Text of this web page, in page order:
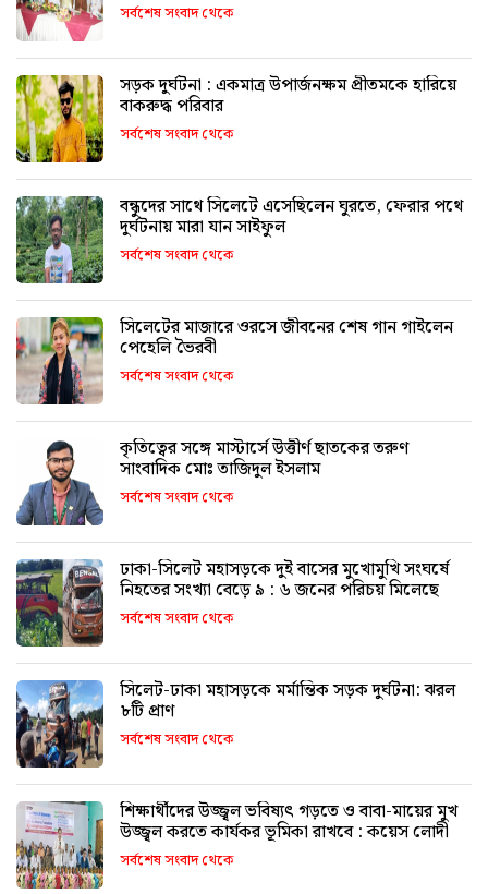
সর্বশেষ সংবাদ থেকে
সড়ক দুর্ঘটনা : একমাত্র উপার্জনক্ষম প্রীতমকে হারিয়ে
বাকরুদ্ধ পরিবার
সর্বশেষ সংবাদ থেকে
বন্ধুদের সাথে সিলেটে এসেছিলেন ঘুরতে, ফেরার পথে
দুর্ঘটনায় মারা যান সাইফুল
সর্বশেষ সংবাদ থেকে
সিলেটের মাজারে ওরসে জীবনের শেষ গান গাইলেন
পেহেলি ভৈরবী
সর্বশেষ সংবাদ থেকে
কৃতিত্বের সঙ্গে মাস্টার্সে উত্তীর্ণ ছাতকের তরুণ
সাংবাদিক মোঃ তাজিদুল ইসলাম
সর্বশেষ সংবাদ থেকে
ঢাকা-সিলেট মহাসড়কে দুই বাসের মুখোমুখি সংঘর্ষে
নিহতের সংখ্যা বেড়ে ৯ : ৬ জনের পরিচয় মিলেছে
সর্বশেষ সংবাদ থেকে
সিলেট-ঢাকা মহাসড়কে মর্মান্তিক সড়ক দুর্ঘটনা: ঝরল
৮টি প্রাণ
সর্বশেষ সংবাদ থেকে
শিক্ষার্থীদের উজ্জ্বল ভবিষ্যৎ গড়তে ও বাবা-মায়ের মুখ
উজ্জ্বল করতে কার্যকর ভূমিকা রাখবে : কয়েস লোদী
সর্বশেষ সংবাদ থেকে